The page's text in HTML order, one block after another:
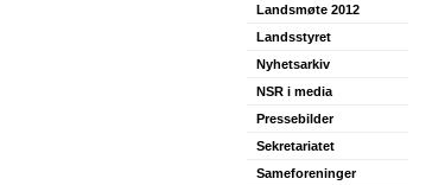
Landsmøte 2012
Landsstyret
Nyhetsarkiv
NSR i media
Pressebilder
Sekretariatet
Sameforeninger